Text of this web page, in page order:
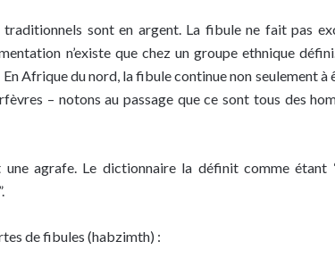
sont en argent. La fibule ne fait pas
n’existe que chez un groupe ethnique
Afrique du nord, la fibule continue non seulement
– notons au passage que ce sont tous des
agrafe. Le dictionnaire la définit comme étant
de fibules (habzimth) :